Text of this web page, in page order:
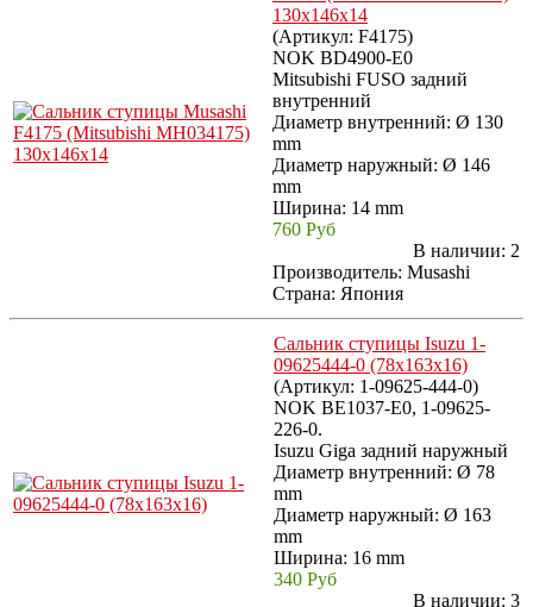
130x146x14
(Артикул: F4175)
NOK BD4900-E0
Mitsubishi FUSO задний
внутренний
Диаметр внутренний: Ø 130
mm
Диаметр наружный: Ø 146
mm
Ширина: 14 mm
760 Руб
В наличии: 2
Производитель: Musashi
Страна: Япония
Сальник ступицы Isuzu 1-
09625444-0 (78x163x16)
(Артикул: 1-09625-444-0)
NOK BE1037-E0, 1-09625-
226-0.
Isuzu Giga задний наружный
Диаметр внутренний: Ø 78
mm
Диаметр наружный: Ø 163
mm
Ширина: 16 mm
340 Руб
В наличии: 3